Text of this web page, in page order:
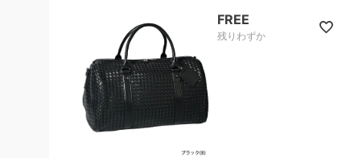
FREE
残りわずか